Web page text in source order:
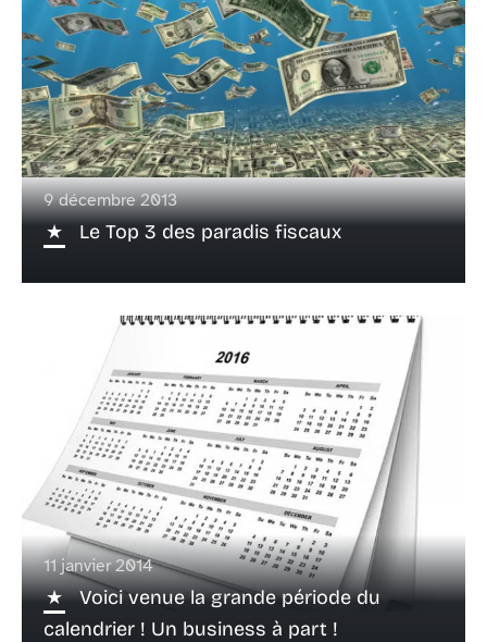
9 décembre 2013
Le Top 3 des paradis fiscaux
11 janvier 2014
Voici venue la grande période du
calendrier ! Un business à part !